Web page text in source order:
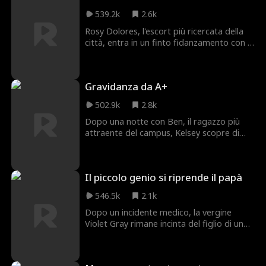
539.2k
2.6k
Rosy Dolores, l'escort più ricercata della
città, entra in un finto fidanzamento con il
Lily, è proprio la bambina che sta
Gravidanza da A+
502.9k
2.8k
Dopo una notte con Ben, il ragazzo più
attraente del campus, Kelsey scopre di
Il piccolo genio si riprende il papà
546.5k
2.1k
Dopo un incidente medico, la vergine
Violet Gray rimane incinta del figlio di un